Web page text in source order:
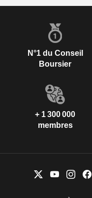
N°1 du Conseil
Boursier
+ 1 300 000
membres